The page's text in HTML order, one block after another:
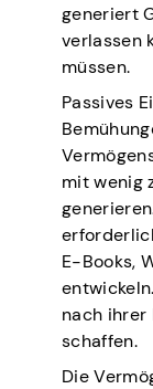
generiert
verlassen
müssen.
Passives
mit wenig
E-Books,
nach ihrer
schaffen.
Die